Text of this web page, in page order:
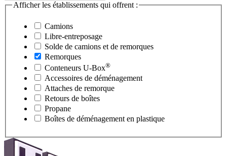
Afficher les établissements qui offrent :
Camions
Libre-entreposage
Solde de camions et de remorques
Remorques
Conteneurs U-Box®
Accessoires de déménagement
Attaches de remorque
Retours de boîtes
Propane
Boîtes de déménagement en plastique